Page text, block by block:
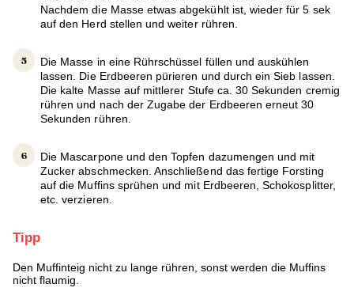
Nachdem die Masse etwas abgekühlt ist, wieder für 5 sek
auf den Herd stellen und weiter rühren.
Die Masse in eine Rührschüssel füllen und auskühlen
lassen. Die Erdbeeren pürieren und durch ein Sieb lassen.
Die kalte Masse auf mittlerer Stufe ca. 30 Sekunden cremig
rühren und nach der Zugabe der Erdbeeren erneut 30
Sekunden rühren.
Die Mascarpone und den Topfen dazumengen und mit
Zucker abschmecken. Anschließend das fertige Forsting
auf die Muffins sprühen und mit Erdbeeren, Schokosplitter,
etc. verzieren.
Tipp
Den Muffinteig nicht zu lange rühren, sonst werden die Muffins
nicht flaumig.